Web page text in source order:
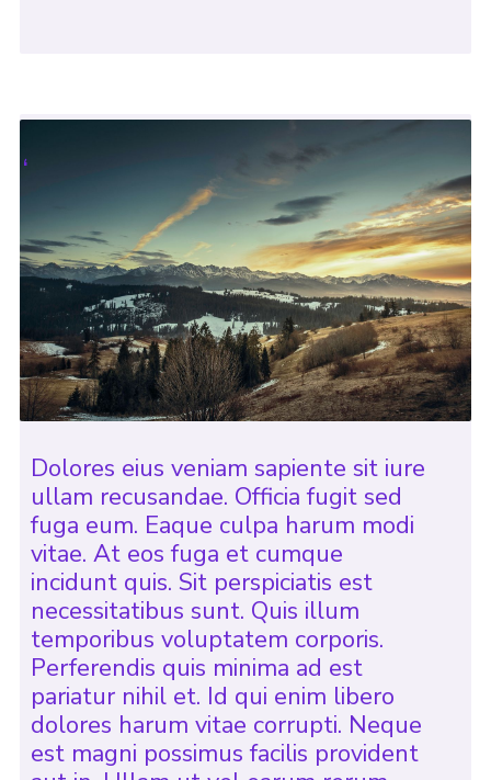
Dolores eius veniam sapiente sit iure
ullam recusandae. Officia fugit sed
fuga eum. Eaque culpa harum modi
vitae. At eos fuga et cumque
incidunt quis. Sit perspiciatis est
necessitatibus sunt. Quis illum
temporibus voluptatem corporis.
Perferendis quis minima ad est
pariatur nihil et. Id qui enim libero
dolores harum vitae corrupti. Neque
est magni possimus facilis provident